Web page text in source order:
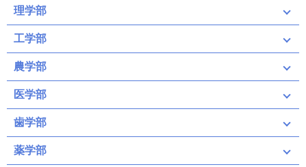
理学部
工学部
農学部
医学部
歯学部
薬学部